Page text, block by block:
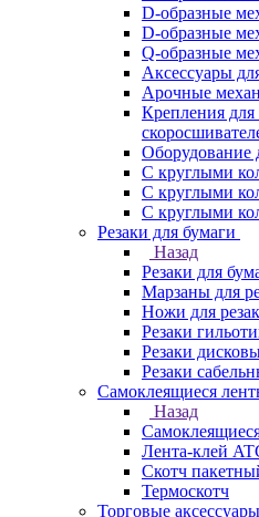
D-образные
D-образные
Q-образные
Аксессуары
Арочные
Крепления
Оборудование
С круглыми
С круглыми
С круглыми
Резаки для бумаги
Назад
Резаки для
Марзаны для
Ножи для
Резаки
Резаки
Резаки
Самоклеящиеся
Назад
Лента-клей
Скотч
Термоскотч
Торговые аксессуары